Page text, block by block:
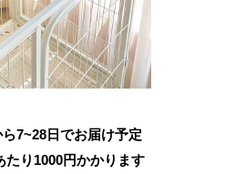
7~28日でお届け予定
たり 1000円かかります